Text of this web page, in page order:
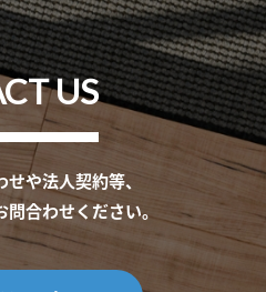
US
や法人契約等、
合わせください。